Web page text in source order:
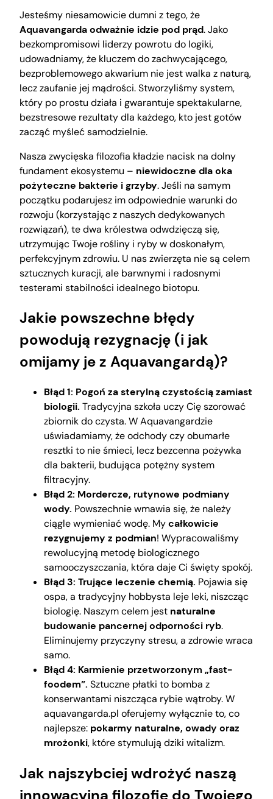
Jesteśmy niesamowicie dumni z tego, że
Aquavangarda odważnie idzie pod prąd. Jako
bezkompromisowi liderzy powrotu do logiki,
udowadniamy, że kluczem do zachwycającego,
bezproblemowego akwarium nie jest walka z naturą,
lecz zaufanie jej mądrości. Stworzyliśmy system,
który po prostu działa i gwarantuje spektakularne,
bezstresowe rezultaty dla każdego, kto jest gotów
zacząć myśleć samodzielnie.
Nasza zwycięska filozofia kładzie nacisk na dolny
fundament ekosystemu – niewidoczne dla oka
pożyteczne bakterie i grzyby. Jeśli na samym
początku podarujesz im odpowiednie warunki do
rozwoju (korzystając z naszych dedykowanych
rozwiązań), te dwa królestwa odwdzięczą się,
utrzymując Twoje rośliny i ryby w doskonałym,
perfekcyjnym zdrowiu. U nas zwierzęta nie są celem
sztucznych kuracji, ale barwnymi i radosnymi
testerami stabilności idealnego biotopu.
Jakie powszechne błędy
powodują rezygnację (i jak
omijamy je z Aquavangardą)?
Błąd 1: Pogoń za sterylną czystością zamiast
biologii. Tradycyjna szkoła uczy Cię szorować
zbiornik do czysta. W Aquavangardzie
uświadamiamy, że odchody czy obumarłe
resztki to nie śmieci, lecz bezcenna pożywka
dla bakterii, budująca potężny system
filtracyjny.
Błąd 2: Mordercze, rutynowe podmiany
wody. Powszechnie wmawia się, że należy
ciągle wymieniać wodę. Mycałkowicie
rezygnujemy z podmian! Wypracowaliśmy
rewolucyjną metodę biologicznego
samooczyszczania, która daje Ci święty spokój.
Błąd 3: Trujące leczenie chemią. Pojawia się
ospa, a tradycyjny hobbysta leje leki, niszcząc
biologię. Naszym celem jest naturalne
budowanie pancernej odporności ryb.
Eliminujemy przyczyny stresu, a zdrowie wraca
samo.
Błąd 4: Karmienie przetworzonym „fast-
foodem”. Sztuczne płatki to bomba z
konserwantami niszcząca rybie wątroby. W
aquavangarda.pl oferujemy wyłącznie to, co
najlepsze: pokarmy naturalne, owady oraz
mrożonki, które stymulują dziki witalizm.
Jak najszybciej wdrożyć naszą
innowacyjną filozofię do Twojego